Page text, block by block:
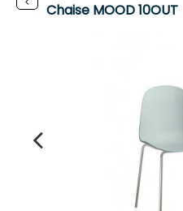
Chaise MOOD 10OUT